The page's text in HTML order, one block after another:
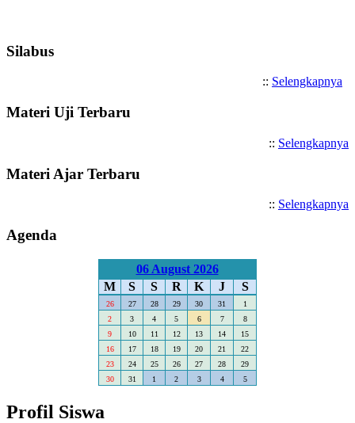
Silabus
:: Selengkapnya
Materi Uji Terbaru
:: Selengkapnya
Materi Ajar Terbaru
:: Selengkapnya
Agenda
06 August 2026
M
S S R K J S
26 27 28 29 30 31
1
2
3 4 5 6 7
8
9
10 11 12 13 14
15
16
17 18 19 20 21
22
23
24 25 26 27 28
29
30
31 1 2 3 4 5
Profil Siswa